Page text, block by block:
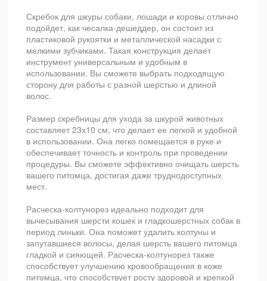
Скребок для шкуры собаки, лошади и коровы отлично
подойдет, как чесалка-дешеддер, он состоит из
пластиковой рукоятки и металлической насадки с
мелкими зубчиками. Такая конструкция делает
инструмент универсальным и удобным в
использовании. Вы сможете выбрать подходящую
сторону для работы с разной шерстью и длиной
волос.
Размер скребницы для ухода за шкурой животных
составляет 23х10 см, что делает ее легкой и удобной
в использовании. Она легко помещается в руке и
обеспечивает точность и контроль при проведении
процедуры. Вы сможете эффективно очищать шерсть
вашего питомца, достигая даже труднодоступных
мест.
Расческа-колтунорез идеально подходит для
вычесывания шерсти кошек и гладкошерстных собак в
период линьки. Она поможет удалить колтуны и
запутавшиеся волосы, делая шерсть вашего питомца
гладкой и сияющей. Расческа-колтунорез также
способствует улучшению кровообращения в коже
питомца, что способствует росту здоровой и крепкой